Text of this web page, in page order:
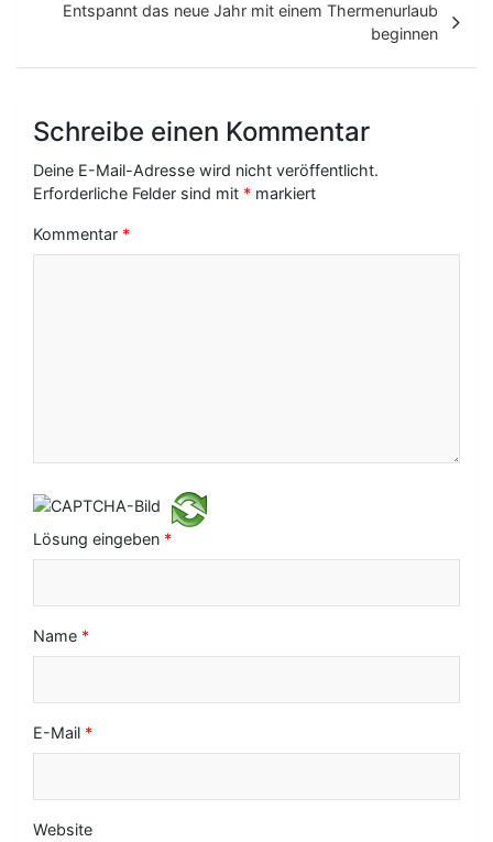
g
N
o
Entspannt das neue Jahr mit einem Thermenurlaub
beginnen
Schreibe einen Kommentar
Deine E-Mail-Adresse wird nicht veröffentlicht.
Erforderliche Felder sind mit * markiert
Kommentar *
Lösung eingeben *
Name *
E-Mail *
Website